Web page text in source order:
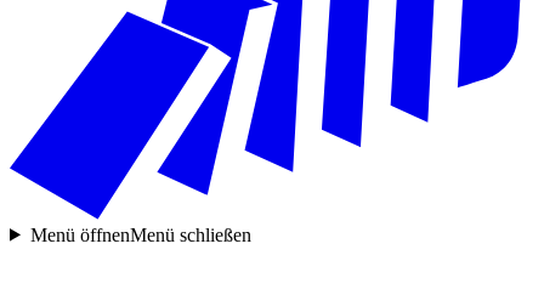
Menü öffnenMenü schließen